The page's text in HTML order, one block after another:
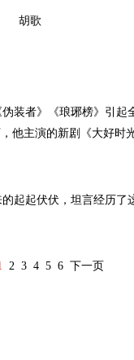
胡歌
者》《琅琊榜》引起
他主演的新剧《大好时
起伏伏，坦言经历了
2 3 4 5 6 下一页